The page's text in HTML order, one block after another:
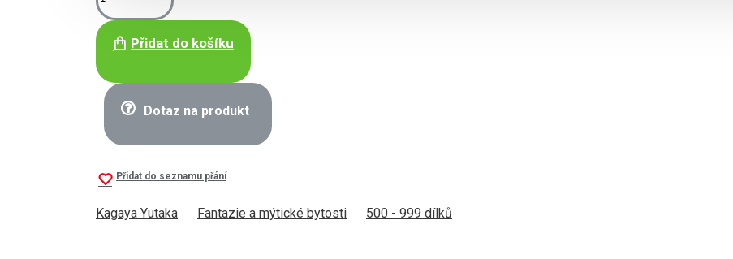
Přidat do košíku
Dotaz na produkt
Přidat do seznamu přání
Kagaya Yutaka Fantazie a mýtické bytosti 500 - 999 dílků